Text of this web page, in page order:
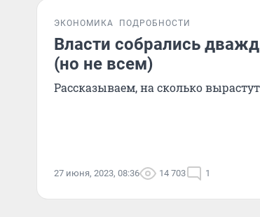
ЭКОНОМИКА ПОДРОБНОСТИ
Власти собрались
(но не всем)
Рассказываем, на сколько
27 июня, 2023, 08:36 14 703 1